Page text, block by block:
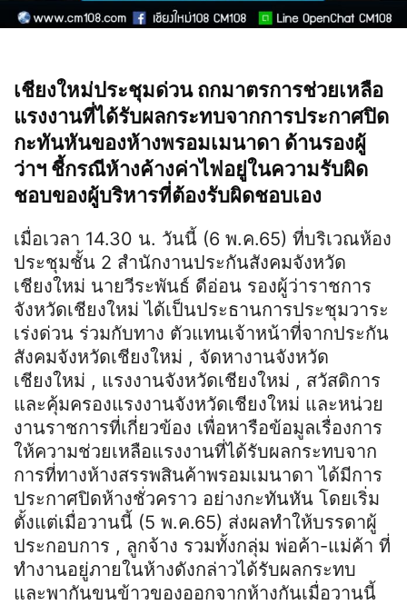
เชียงใหม่ประชุมด่วน ถกมาตรการช่วยเหลือ
แรงงานที่ได้รับผลกระทบจากการประกาศปิด
กะทันหันของห้างพรอมเมนาดา ด้านรองผู้
ว่าฯ ชี้กรณีห้างค้างค่าไฟอยู่ในความรับผิด
ชอบของผู้บริหารที่ต้องรับผิดชอบเอง
เมื่อเวลา 14.30 น. วันนี้ (6 พ.ค.65) ที่บริเวณห้อง
ประชุมชั้น 2 สำนักงานประกันสังคมจังหวัด
เชียงใหม่ นายวีระพันธ์ ดีอ่อน รองผู้ว่าราชการ
จังหวัดเชียงใหม่ ได้เป็นประธานการประชุมวาระ
เร่งด่วน ร่วมกับทาง ตัวแทนเจ้าหน้าที่จากประกัน
สังคมจังหวัดเชียงใหม่ , จัดหางานจังหวัด
เชียงใหม่ , แรงงานจังหวัดเชียงใหม่ , สวัสดิการ
และคุ้มครองแรงงานจังหวัดเชียงใหม่ และหน่วย
งานราชการที่เกี่ยวข้อง เพื่อหารือข้อมูลเรื่องการ
ให้ความช่วยเหลือแรงงานที่ได้รับผลกระทบจาก
การที่ทางห้างสรรพสินค้าพรอมเมนาดา ได้มีการ
ประกาศปิดห้างชั่วคราว อย่างกะทันหัน โดยเริ่ม
ตั้งแต่เมื่อวานนี้ (5 พ.ค.65) ส่งผลทำให้บรรดาผู้
ประกอบการ , ลูกจ้าง รวมทั้งกลุ่ม พ่อค้า-แม่ค้า ที่
ทำงานอยู่ภายในห้างดังกล่าวได้รับผลกระทบ
และพากันขนข้าวของออกจากห้างกันเมื่อวานนี้